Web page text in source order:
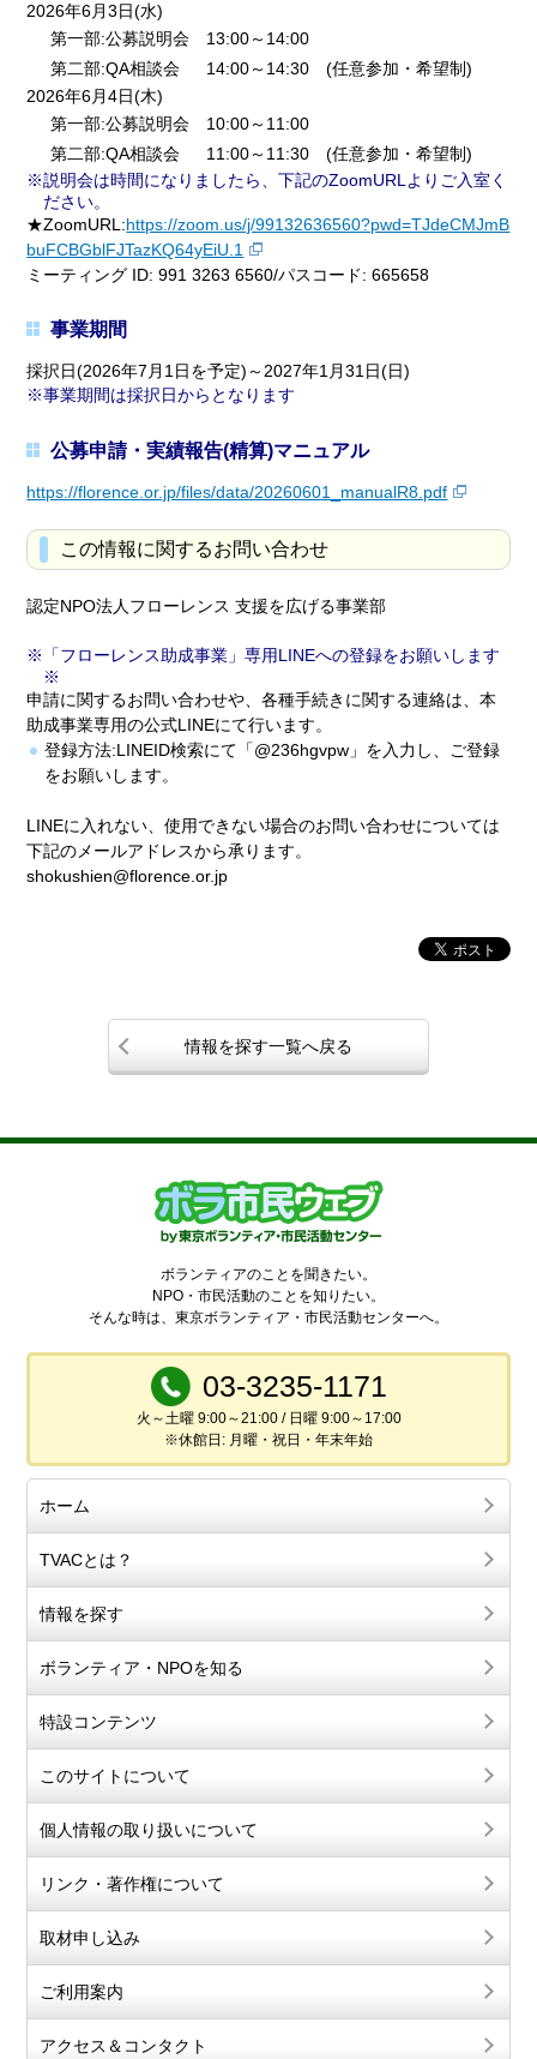
2026年6月3日(水)
第一部:公募説明会 13:00～14:00
第二部:QA相談会 14:00～14:30 (任意参加・希望制)
2026年6月4日(木)
第一部:公募説明会 10:00～11:00
第二部:QA相談会 11:00～11:30 (任意参加・希望制)
説明会は時間になりましたら、下記のZoomURLよりご入室く
ださい。
★ZoomURL:https://zoom.us/j/99132636560?pwd=TJdeCMJmB
buFCBGblFJTazKQ64yEiU.1
ミーティング ID: 991 3263 6560/パスコード: 665658
事業期間
採択日(2026年7月1日を予定)～2027年1月31日(日)
事業期間は採択日からとなります
公募申請・実績報告(精算)マニュアル
https://florence.or.jp/files/data/20260601_manualR8.pdf
この情報に関するお問い合わせ
認定NPO法人フローレンス 支援を広げる事業部
「フローレンス助成事業」専用LINEへの登録をお願いします
※
申請に関するお問い合わせや、各種手続きに関する連絡は、本
助成事業専用の公式LINEにて行います。
登録方法:LINEID検索にて「@236hgvpw」を入力し、ご登録
をお願いします。
LINEに入れない、使用できない場合のお問い合わせについては
下記のメールアドレスから承ります。
shokushien@florence.or.jp
情報を探す一覧へ戻る
ボランティアのことを聞きたい。
NPO・市民活動のことを知りたい。
そんな時は、東京ボランティア・市民活動センターへ。
03-3235-1171
火～土曜 9:00～21:00 / 日曜 9:00～17:00
※休館日: 月曜・祝日・年末年始
ホーム
TVACとは？
情報を探す
ボランティア・NPOを知る
特設コンテンツ
このサイトについて
個人情報の取り扱いについて
リンク・著作権について
取材申し込み
ご利用案内
アクセス＆コンタクト